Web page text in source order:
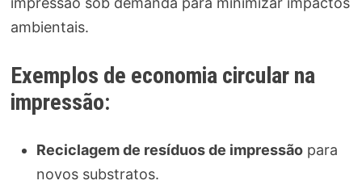
ambientais.
Exemplos de economia circular na
impressão:
Reciclagem de resíduos de impressãopara
novos substratos.